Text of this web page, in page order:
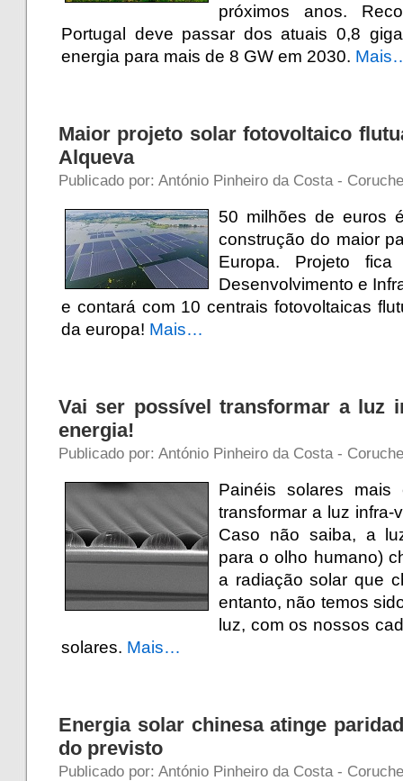
próximos anos.
Portugal deve passar dos atuais 0,8
energia para mais de 8 GW em 2030.
Maior projeto solar fotovoltaico
Alqueva
Publicado por: António Pinheiro da Costa -
50 milhões de euros
construção do maior
Europa. Projeto
Desenvolvimento e
e contará com 10 centrais fotovoltaicas
da europa! Mais…
Vai ser possível transformar a luz
energia!
Publicado por: António Pinheiro da Costa -
Painéis solares mais
transformar a luz infra-
Caso não saiba, a
para o olho humano)
a radiação solar que
entanto, não temos
luz, com os nossos
solares. Mais…
Energia solar chinesa atinge
do previsto
Publicado por: António Pinheiro da Costa -